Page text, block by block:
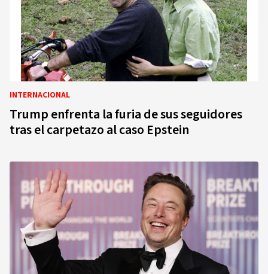
INTERNACIONAL
Trump enfrenta la furia de sus seguidores
tras el carpetazo al caso Epstein